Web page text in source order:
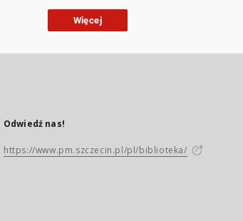
Więcej
Odwiedź nas!
https://www.pm.szczecin.pl/pl/biblioteka/